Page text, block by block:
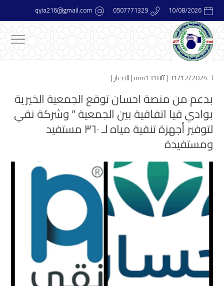
10/08/2026
0507771329
qyia216@gmail.com
لـ mm1318ff| 31/12/2024 | الاخبار|
بدعم من منصة احسان توقع الجمعية الخيرية
بوادي قيا اتفاقية بين الجمعية ” وشركة نقي
لتوفير أجهزة تنقية مياه لـ ٣٦٠ مستفيد
ومستفيدة